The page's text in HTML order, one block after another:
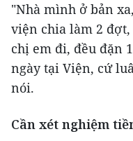
"Nhà mình ở bản
viện chia làm 2 đợt,
chị em đi, đều đặn
ngày tại Viện, cứ
nói.
Cần xét nghiệm